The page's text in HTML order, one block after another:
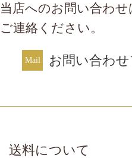
当店へのお問い合わ
ご連絡ください。
お問い合わ
送料について